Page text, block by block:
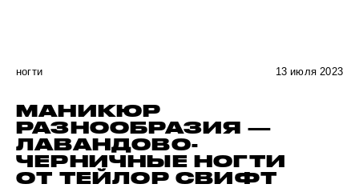
ногти 13 июля 2023
МАНИКЮР
РАЗНООБРАЗИЯ —
ЛАВАНДОВО-
ЧЕРНИЧНЫЕ НОГТИ
ОТ ТЕЙЛОР СВИФТ